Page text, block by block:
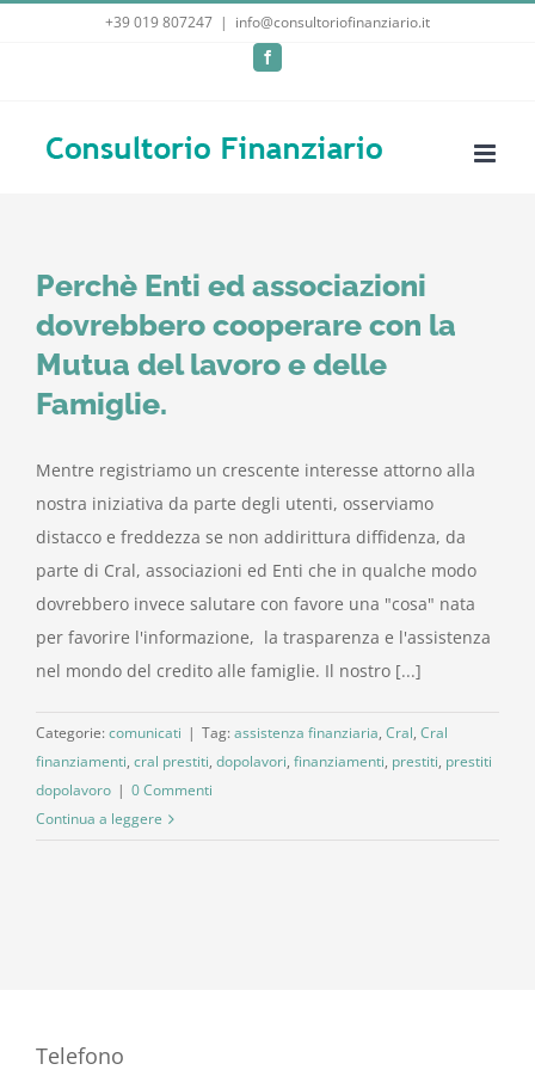
+39 019 807247 | info@consultoriofinanziario.it
Facebook
Perchè Enti ed associazioni
dovrebbero cooperare con la
Mutua del lavoro e delle
Famiglie.
Mentre registriamo un crescente interesse attorno alla
nostra iniziativa da parte degli utenti, osserviamo
distacco e freddezza se non addirittura diffidenza, da
parte di Cral, associazioni ed Enti che in qualche modo
dovrebbero invece salutare con favore una "cosa" nata
per favorire l'informazione, la trasparenza e l'assistenza
nel mondo del credito alle famiglie. Il nostro [...]
Categorie: comunicati | Tag: assistenza finanziaria, Cral, Cral
finanziamenti, cral prestiti, dopolavori, finanziamenti, prestiti, prestiti
dopolavoro | 0 Commenti
Continua a leggere
Telefono